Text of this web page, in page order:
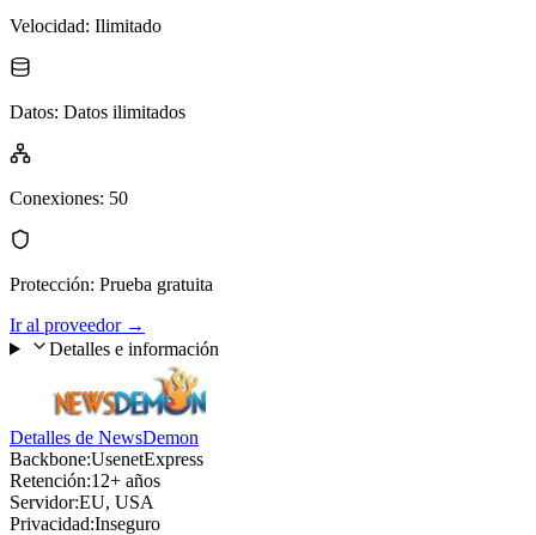
Velocidad: Ilimitado
Datos: Datos ilimitados
Conexiones: 50
Protección: Prueba gratuita
Ir al proveedor→
Detalles e información
Detalles de NewsDemon
Backbone:UsenetExpress
Retención:12+ años
Servidor:EU, USA
Privacidad:Inseguro